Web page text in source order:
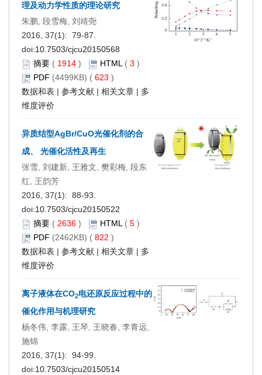
理及动力学性质的理论研究
朱鹏, 段雪梅, 刘靖尧
2016, 37(1): 79-87.
doi:10.7503/cjcu20150568
摘要 ( 1914 ) HTML( 3 )
PDF (4499KB) ( 623 )
数据和表 | 参考文献 | 相关文章 | 多
维度评价
异质结型AgBr/CuO光催化剂的合
成、 光催化活性及再生
张雪, 刘建新, 王雅文, 樊彩梅, 段东
红, 王韵芳
2016, 37(1): 88-93.
doi:10.7503/cjcu20150522
摘要 ( 2636 ) HTML( 5 )
PDF (2462KB) ( 822 )
数据和表 | 参考文献 | 相关文章 | 多
维度评价
离子液体在CO2电还原反应过程中的
催化作用与机理研究
杨冬伟, 李露, 王琴, 王晓春, 李青远,
施锦
2016, 37(1): 94-99.
doi:10.7503/cjcu20150514